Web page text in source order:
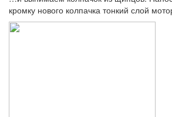
кромку нового колпачка тонкий слой